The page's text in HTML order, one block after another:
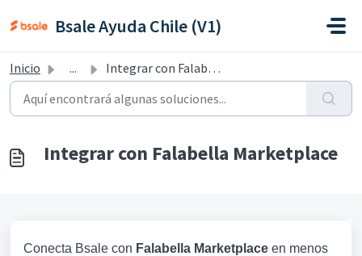
Bsale Ayuda Chile (V1)
Inicio ... Integrar con Falabella Marketplace
Integrar con Falabella Marketplace
Conecta Bsale con Falabella Marketplace en menos